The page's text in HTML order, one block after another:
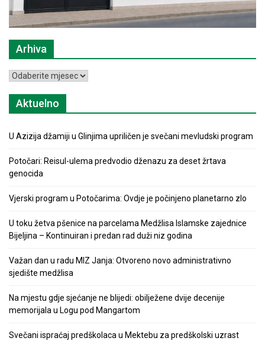
Arhiva
Arhiva
Aktuelno
U Azizija džamiji u Glinjima upriličen je svečani mevludski program
Potočari: Reisul-ulema predvodio dženazu za deset žrtava
genocida
Vjerski program u Potočarima: Ovdje je počinjeno planetarno zlo
U toku žetva pšenice na parcelama Medžlisa Islamske zajednice
Bijeljina – Kontinuiran i predan rad duži niz godina
Važan dan u radu MIZ Janja: Otvoreno novo administrativno
sjedište medžlisa
Na mjestu gdje sjećanje ne blijedi: obilježene dvije decenije
memorijala u Logu pod Mangartom
Svečani ispraćaj predškolaca u Mektebu za predškolski uzrast